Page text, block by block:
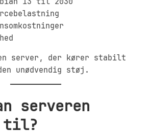
server, der kører stabilt
unødvendig støj.
serveren
til?